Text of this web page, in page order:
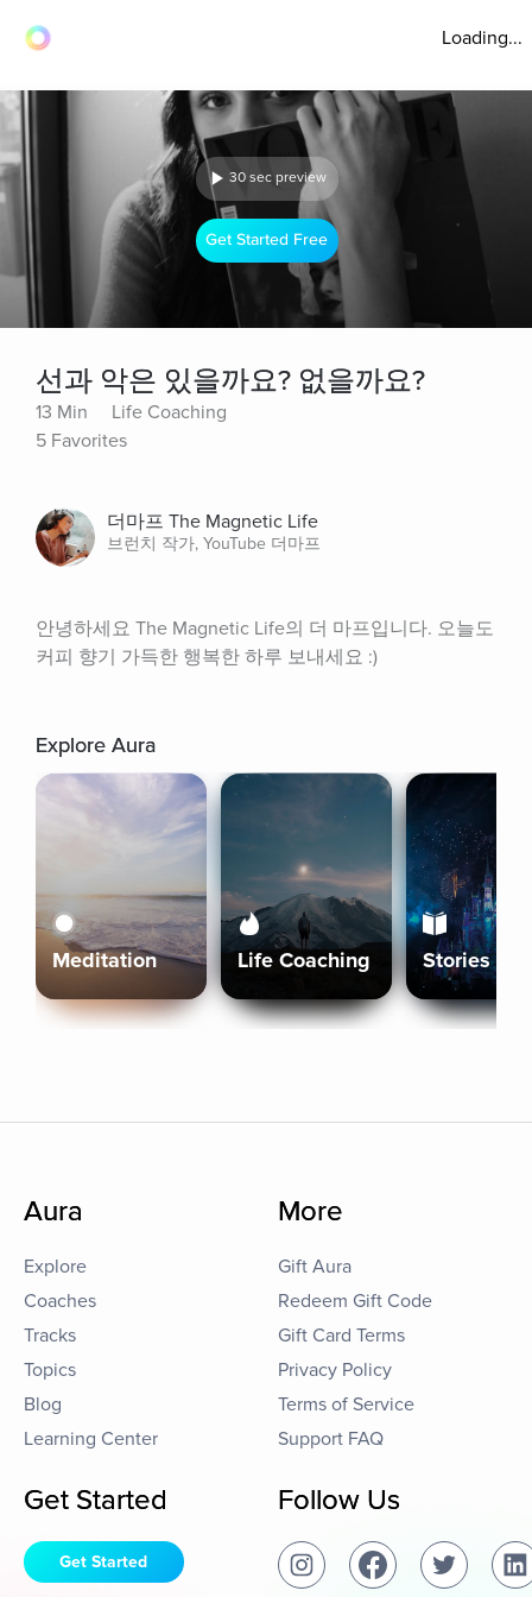
Loading...
30 sec preview
Get Started Free
선과 악은 있을까요? 없을까요?
13 Min
Life Coaching
5 Favorites
더마프 The Magnetic Life
브런치 작가, YouTube 더마프
안녕하세요 The Magnetic Life의 더 마프입니다. 오늘도
커피 향기 가득한 행복한 하루 보내세요 :)
Explore Aura
Meditation Life Coaching Stories
Aura
Explore
Coaches
Tracks
Topics
Blog
Learning Center
More
Gift Aura
Redeem Gift Code
Gift Card Terms
Privacy Policy
Terms of Service
Support FAQ
Get Started
Get Started
Follow Us